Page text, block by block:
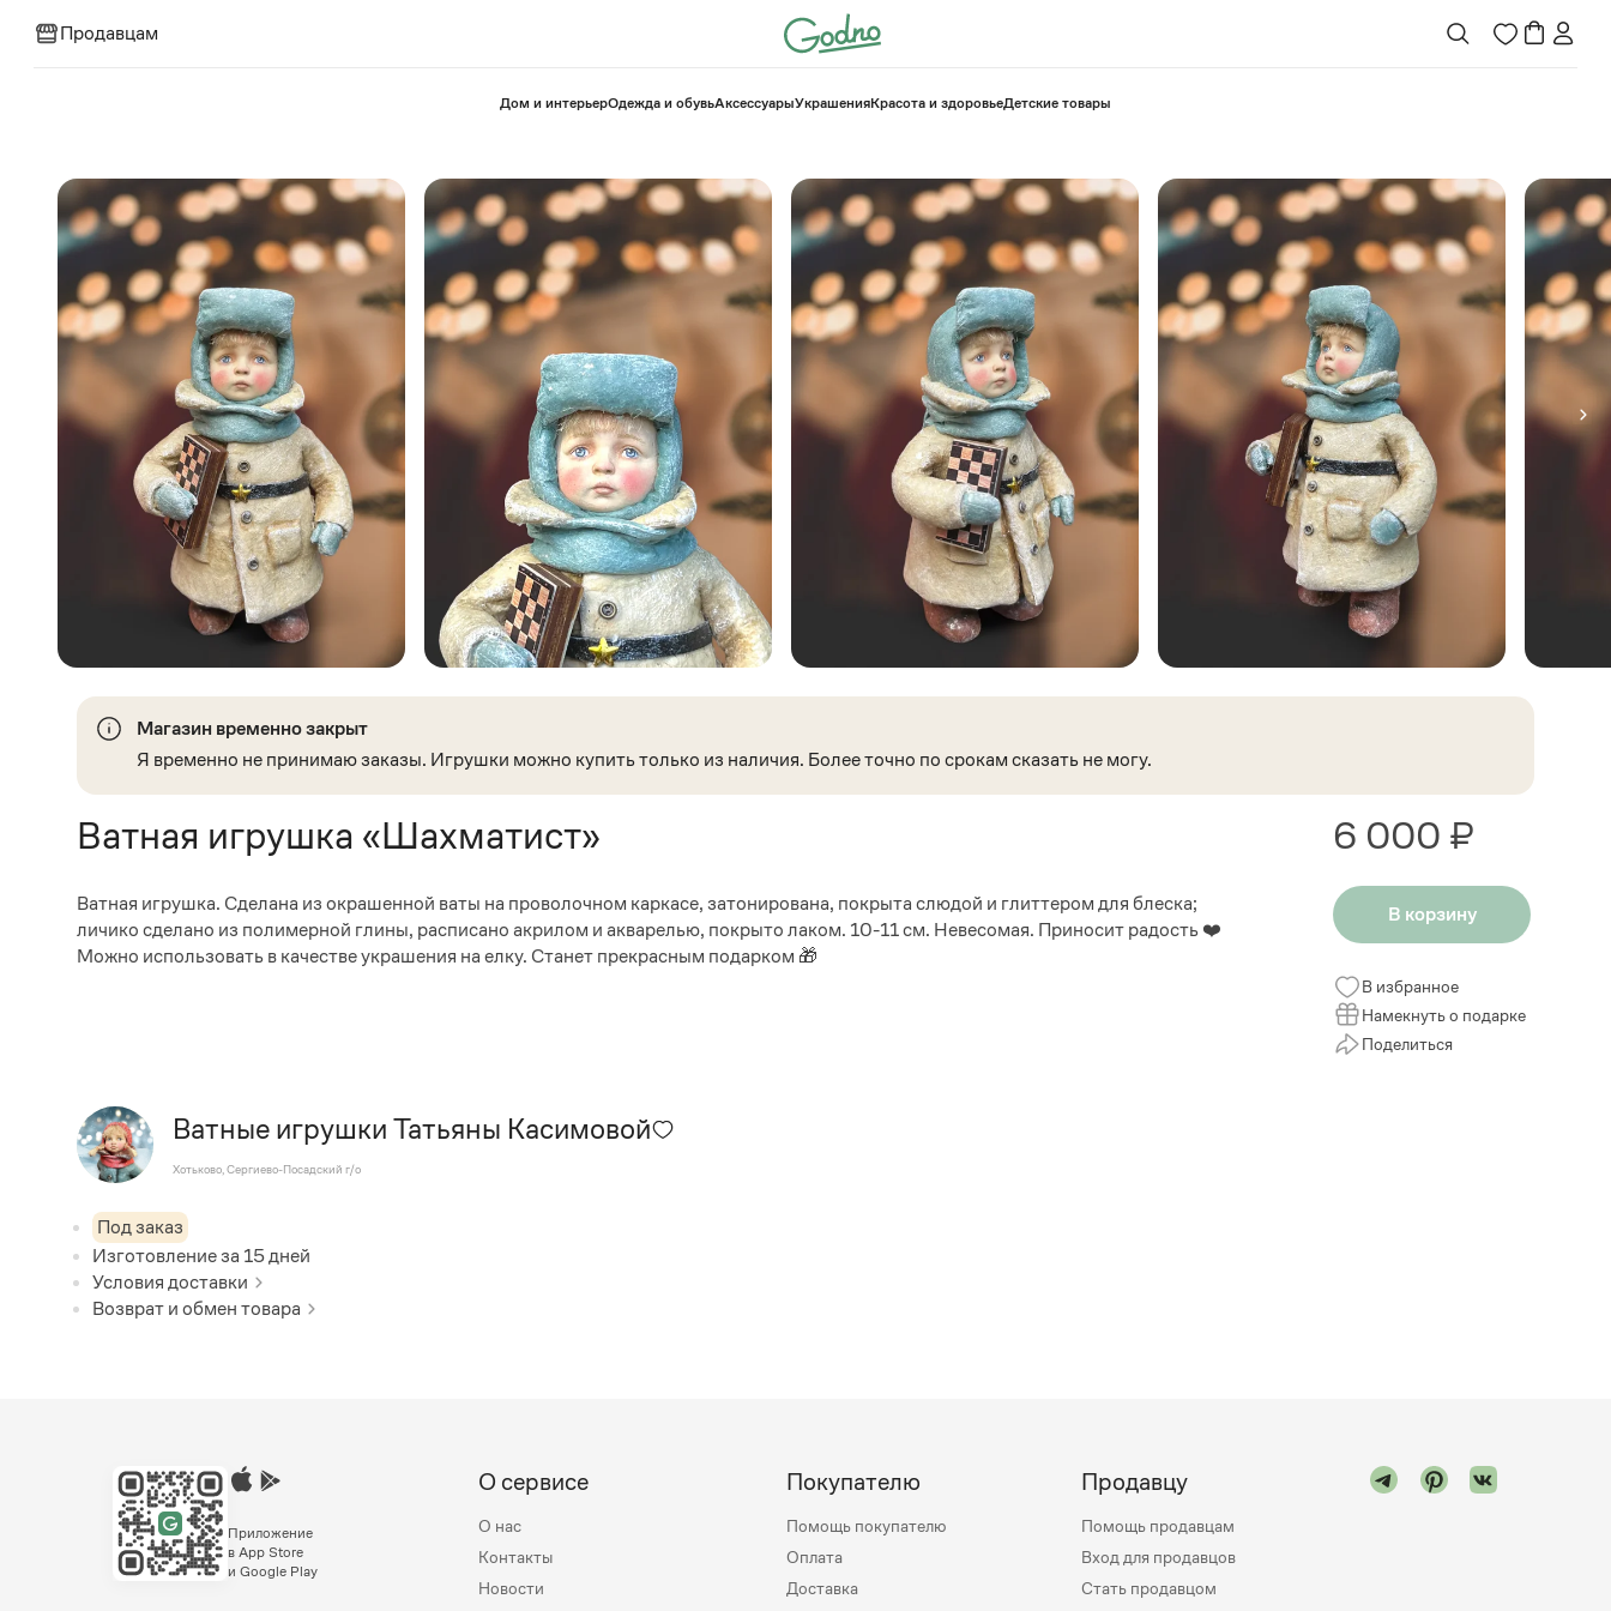
Продавцам
⁠Дом и интерьерОдежда и обувьАксессуарыУкрашенияКрасота и здоровье⁠Детские товары
Магазин временно закрыт
Я временно не принимаю заказы. Игрушки можно купить только из наличия. Более точно по срокам сказать не могу.
Ватная игрушка «Шахматист»
Ватная игрушка. Сделана из окрашенной ваты на проволочном каркасе, затонирована, покрыта слюдой и глиттером для блеска;
личико сделано из полимерной глины, расписано акрилом и акварелью, покрыто лаком. 10-11 см. Невесомая. Приносит радость ❤️
Можно использовать в качестве украшения на елку. Станет прекрасным подарком 🎁
Ватные игрушки Татьяны Касимовой
Хотьково, Сергиево-Посадский г/о
Под заказ
Изготовление за 15дней
Условия доставки
Возврат и обмен товара
6 000 ₽
В корзину
В избранное
Намекнуть о подарке
Поделиться
Приложение
в App Store
и Google Play
О сервисе
О нас
Контакты
Новости
Покупателю
Помощь покупателю
Оплата
Доставка
Продавцу
Помощь продавцам
Вход для продавцов
Стать продавцом